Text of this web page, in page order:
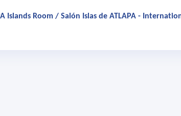
Islands Room / Salón Islas de ATLAPA -